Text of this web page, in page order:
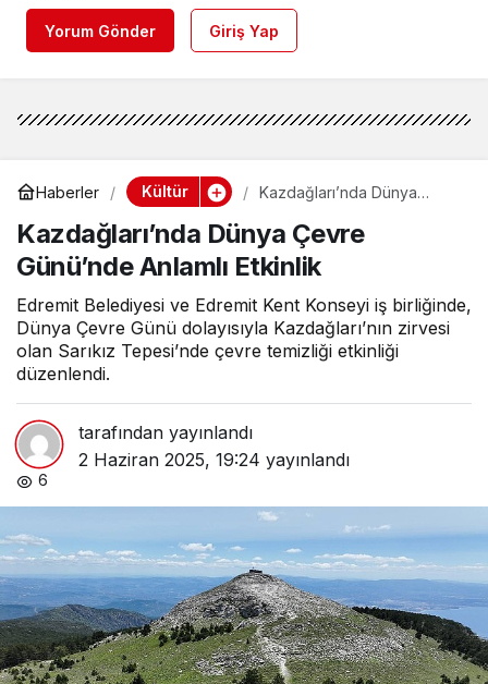
Yorum Gönder Giriş Yap
Haberler Kültür
Kazdağları’nda Dünya
Etkinlik
Kazdağları’nda Dünya Çevre
Günü’nde Anlamlı Etkinlik
Edremit Belediyesi ve Edremit Kent Konseyi iş birliğinde,
Dünya Çevre Günü dolayısıyla Kazdağları’nın zirvesi
olan Sarıkız Tepesi’nde çevre temizliği etkinliği
düzenlendi.
tarafından yayınlandı
2 Haziran 2025, 19:24 yayınlandı
6